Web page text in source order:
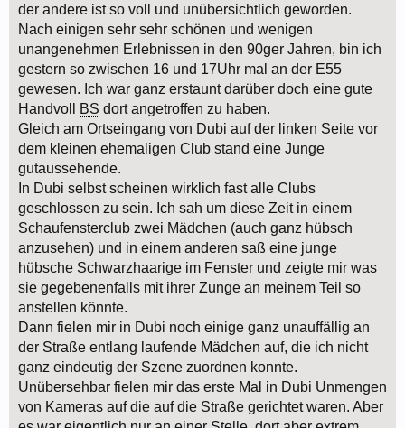
der andere ist so voll und unübersichtlich geworden.
Nach einigen sehr sehr schönen und wenigen
unangenehmen Erlebnissen in den 90ger Jahren, bin ich
gestern so zwischen 16 und 17Uhr mal an der E55
gewesen. Ich war ganz erstaunt darüber doch eine gute
Handvoll
BS dort angetroffen zu haben.
Gleich am Ortseingang von Dubi auf der linken Seite vor
dem kleinen ehemaligen Club stand eine Junge
gutaussehende.
In Dubi selbst scheinen wirklich fast alle Clubs
geschlossen zu sein. Ich sah um diese Zeit in einem
Schaufensterclub zwei Mädchen (auch ganz hübsch
anzusehen) und in einem anderen saß eine junge
hübsche Schwarzhaarige im Fenster und zeigte mir was
sie gegebenenfalls mit ihrer Zunge an meinem Teil so
anstellen könnte.
Dann fielen mir in Dubi noch einige ganz unauffällig an
der Straße entlang laufende Mädchen auf, die ich nicht
ganz eindeutig der Szene zuordnen konnte.
Unübersehbar fielen mir das erste Mal in Dubi Unmengen
von Kameras auf die auf die Straße gerichtet waren. Aber